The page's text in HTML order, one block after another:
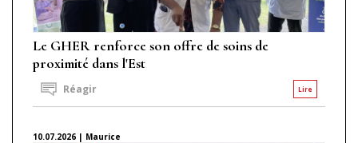
Le GHER renforce son offre de soins de
proximité dans l'Est
Lire
Réagir
10.07.2026 | Maurice